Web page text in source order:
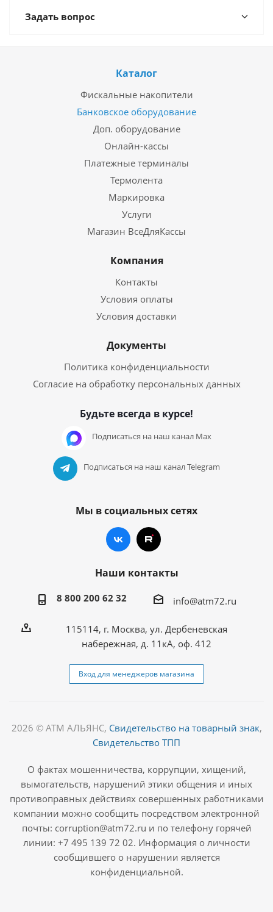
Задать вопрос
Каталог
Фискальные накопители
Банковское оборудование
Доп. оборудование
Онлайн-кассы
Платежные терминалы
Термолента
Маркировка
Услуги
Магазин ВсеДляКассы
Компания
Контакты
Условия оплаты
Условия доставки
Документы
Политика конфиденциальности
Согласие на обработку персональных данных
Будьте всегда в курсе!
Подписаться на наш канал Max
Подписаться на наш канал Telegram
Мы в социальных сетях
Наши контакты
8 800 200 62 32 info@atm72.ru
115114, г. Москва, ул. Дербеневская
набережная, д. 11кА, оф. 412
Вход для менеджеров магазина
2026 © АТМ АЛЬЯНС, Свидетельство на товарный знак,
Свидетельство ТПП
О фактах мошенничества, коррупции, хищений,
вымогательств, нарушений этики общения и иных
противоправных действиях совершенных работниками
компании можно сообщить посредством электронной
почты: corruption@atm72.ru и по телефону горячей
линии: +7 495 139 72 02. Информация о личности
сообщившего о нарушении является
конфиденциальной.